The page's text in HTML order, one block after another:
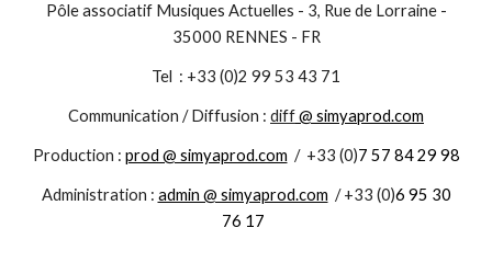
Pôle associatif Musiques Actuelles - 3, Rue de Lorraine -
35000 RENNES - FR
Tel : +33 (0)2 99 53 43 71
Communication / Diffusion : diff@ simyaprod.com
Production : prod @ simyaprod.com / +33 (0)7 57 84 29 98
Administration : admin @ simyaprod.com /+33 (0)6 95 30
76 17